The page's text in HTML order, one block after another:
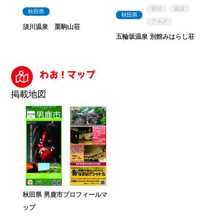
秋田県
須川温泉 栗駒山荘
秋田県
宿泊 温浴
グルメ
五輪坂温泉 別館みはらし荘
掲載地図
秋田県 男鹿市プロフィールマ
ップ